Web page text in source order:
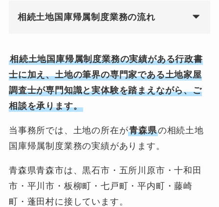
相続土地国庫帰属制度業務の流れ
相続土地国庫帰属制度業務の実績がある行政書
士に加え、土地の筆界の専門家である土地家屋
調査士が専門知識と実体験を踏まえながら、ご
相談を承ります。
当事務所では、土地の所在が青森県の相続土地
国庫帰属制度業務の実績があります。
青森県青森市は、黒石市・五所川原市・十和田
市・平川市・板柳町・七戸町・平内町・藤崎
町・蓬田村に接しています。